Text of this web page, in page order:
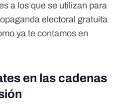
a los que se utilizan para
electoral gratuita
ya te contamos en
en las cadenas